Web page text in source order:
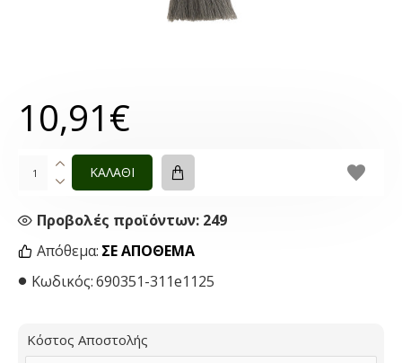
Απόθεμα: ΣΕ ΑΠΌΘΕΜΑ
Κωδικός:690351-311e1125
Προβολές προϊόντων: 249
10,91€
ΚΑΛΑΘΙ
Κόστος Αποστολής